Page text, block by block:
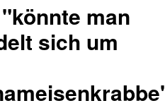
man
sich um